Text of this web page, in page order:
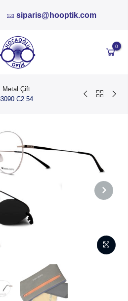
siparis@hooptik.com
0
Metal Çift
C2 54